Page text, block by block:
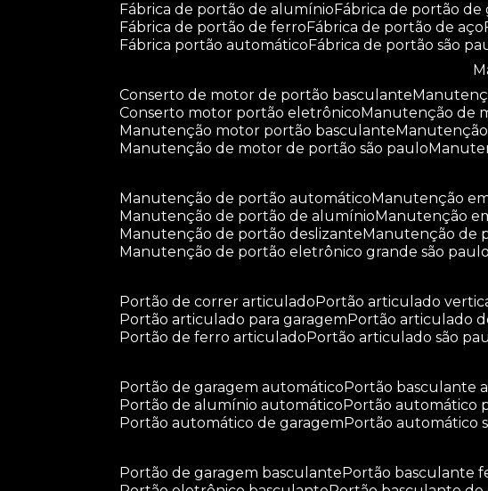
fábrica de portão de alumínio
fábrica de portão de
fábrica de portão de ferro
fábrica de portão de aço
fábrica portão automático
fábrica de portão são
conserto de motor de portão basculante
conserto motor portão eletrônico
manutenção
manutenção motor portão basculante
manutenção de motor de portão são paulo
manutenção de portão automático
manutenção
manutenção de portão de alumínio
manutenção
manutenção de portão deslizante
manutenção
manutenção de portão eletrônico grande são paulo
portão de correr articulado
portão articulado
portão articulado para garagem
portão articulado
portão de ferro articulado
portão articulado são
portão de garagem automático
portão basculante
portão de alumínio automático
portão automático
portão automático de garagem
portão automático
portão de garagem basculante
portão basculante